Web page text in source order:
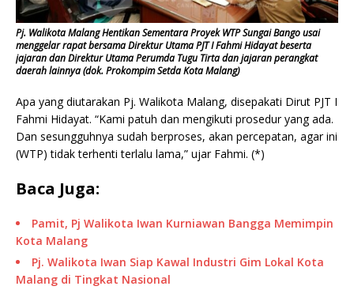
Pj. Walikota Malang Hentikan Sementara Proyek WTP Sungai Bango usai
menggelar rapat bersama Direktur Utama PJT I Fahmi Hidayat beserta
jajaran dan Direktur Utama Perumda Tugu Tirta dan jajaran perangkat
daerah lainnya (dok. Prokompim Setda Kota Malang)
Apa yang diutarakan Pj. Walikota Malang, disepakati Dirut PJT I
Fahmi Hidayat. “Kami patuh dan mengikuti prosedur yang ada.
Dan sesungguhnya sudah berproses, akan percepatan, agar ini
(WTP) tidak terhenti terlalu lama,” ujar Fahmi. (*)
Baca Juga:
Pamit, Pj Walikota Iwan Kurniawan Bangga Memimpin
Kota Malang
Pj. Walikota Iwan Siap Kawal Industri Gim Lokal Kota
Malang di Tingkat Nasional